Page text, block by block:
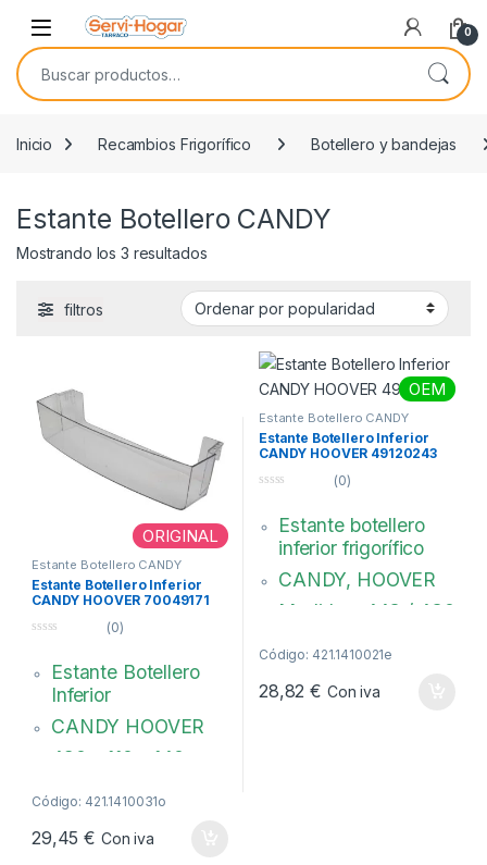
Saltar a navegación
saltar al contenido
Open 0
Buscar por:
Inicio Recambios Frigorífico Botellero y bandejas
Estante Botellero CANDY
Mostrando los 3 resultadosOrdenado por popularidad
filtros
ORIGINAL
Estante Botellero CANDY
Estante Botellero Inferior
CANDY HOOVER 70049171
e
(0)
Estante Botellero
Inferior
CANDY HOOVER
480 x 110 x 140 mm
70049171
Código: 421.1410031o
29,45€ Con iva
OEM
Estante Botellero CANDY
Estante Botellero Inferior
CANDY HOOVER 49120243
e
(0)
Estante botellero
inferior frigorífico
CANDY, HOOVER
Medidas: 443 / 430
Distancia entre
fijaciones: 424 mm.
Código: 421.1410021e
28,82€ Con iva